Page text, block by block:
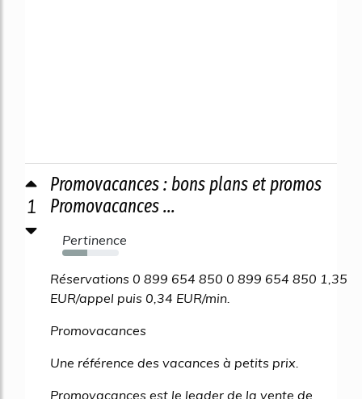
1
Promovacances : bons plans et promos
Promovacances ...
Pertinence
44%
Réservations 0 899 654 850 0 899 654 850 1,35
EUR/appel puis 0,34 EUR/min.
Promovacances
Une référence des vacances à petits prix.
Promovacances est le leader de la vente de